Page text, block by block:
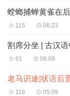
螳螂捕蝉黄雀在
115 06:23
割席分坐 | 古汉
91 06:09
老马识途|状语后
116 05:09